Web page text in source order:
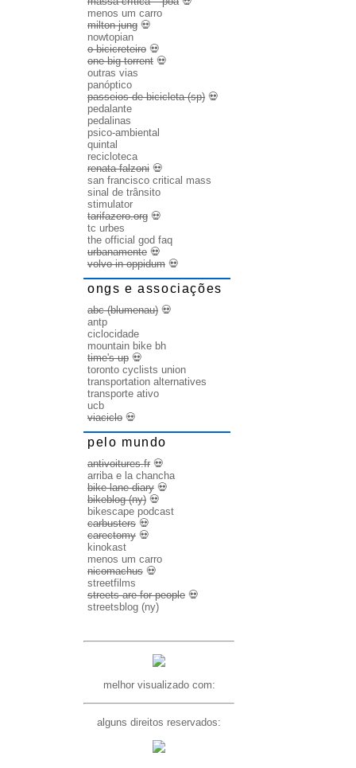
menos um carro
milton jung 💀
nowtopian
o bicicreteiro 💀
one big torrent 💀
outras vias
panóptico
passeios de bicicleta (sp) 💀
pedalante
pedalinas
psico-ambiental
quintal
recicloteca
renata falzoni 💀
san francisco critical mass
sinal de trânsito
stimulator
tarifazero.org 💀
tc urbes
the official god faq
urbanamente 💀
volvo in oppidum 💀
ongs e associações
abc (blumenau) 💀
antp
ciclocidade
mountain bike bh
time's up 💀
toronto cyclists union
transportation alternatives
transporte ativo
ucb
viaciclo 💀
pelo mundo
antivoitures.fr 💀
arriba e la chancha
bike lane diary 💀
bikeblog (ny) 💀
bikescape podcast
carbusters 💀
carectomy 💀
kinokast
menos um carro
nicomachus 💀
streetfilms
streets are for people 💀
streetsblog (ny)
melhor visualizado com:
alguns direitos reservados: